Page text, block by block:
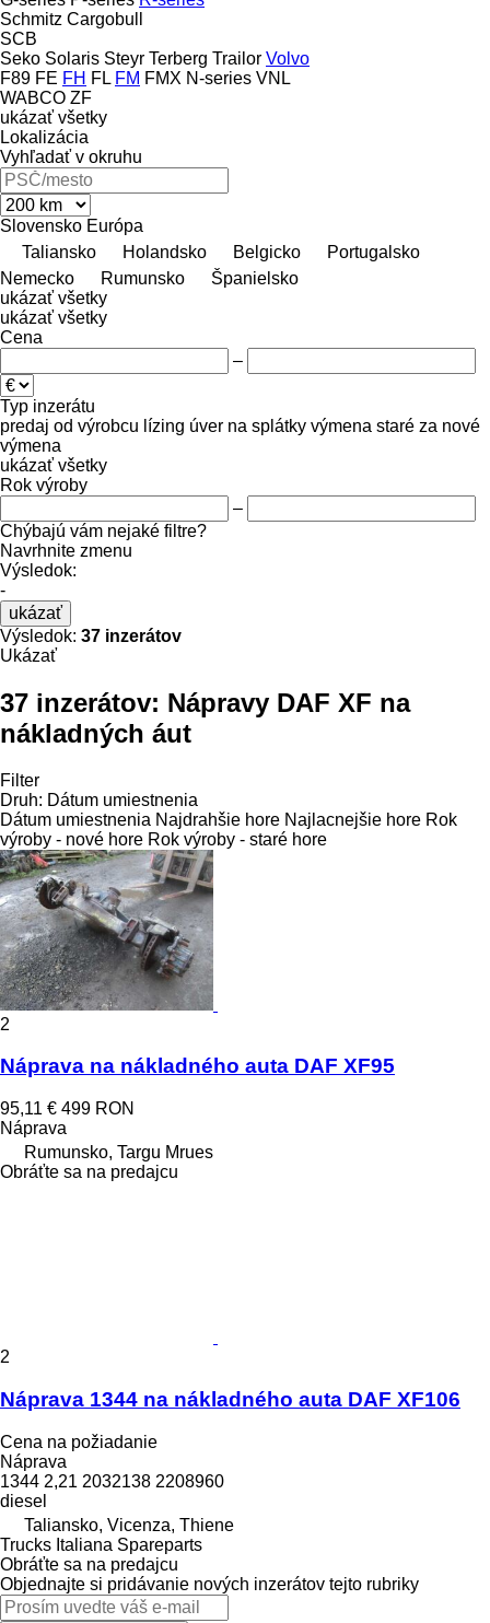
Schmitz Cargobull
SCB
Seko Solaris Steyr Terberg Trailor Volvo
F89 FE FH FL FM FMX N-series VNL
WABCO ZF
ukázať všetky
Lokalizácia
Vyhľadať v okruhu
Slovensko Európa
Taliansko
Holandsko Belgicko
Portugalsko
Nemecko
Rumunsko
Španielsko
ukázať všetky
ukázať všetky
Cena
–
Typ inzerátu
predaj od výrobcu lízing úver na splátky výmena staré za nové
výmena
ukázať všetky
Rok výroby
–
Chýbajú vám nejaké filtre?
Navrhnite zmenu
Výsledok:
-
ukázať
Výsledok: 37 inzerátov
Ukázať
37 inzerátov: Nápravy DAF XF na
nákladných áut
Filter
Druh: Dátum umiestnenia
Dátum umiestnenia Najdrahšie hore Najlacnejšie hore Rok
výroby - nové hore Rok výroby - staré hore
2
Náprava na nákladného auta DAF XF95
95,11 € 499 RON
Náprava
Rumunsko, Targu Mrues
Obráťte sa na predajcu
2
Náprava 1344 na nákladného auta DAF XF106
Cena na požiadanie
Náprava
1344 2,21 2032138 2208960
diesel
Taliansko, Vicenza, Thiene
Trucks Italiana Spareparts
Obráťte sa na predajcu
Objednajte si pridávanie nových inzerátov tejto rubriky